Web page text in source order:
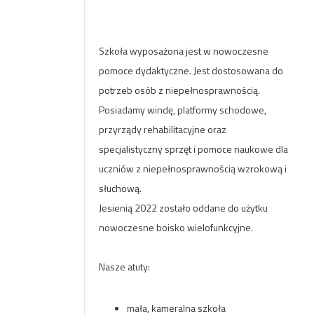
Szkoła wyposażona jest w nowoczesne
pomoce dydaktyczne. Jest dostosowana do
potrzeb osób z niepełnosprawnością.
Posiadamy windę, platformy schodowe,
przyrządy rehabilitacyjne oraz
specjalistyczny sprzęt i pomoce naukowe dla
uczniów z niepełnosprawnością wzrokową i
słuchową.
Jesienią 2022 zostało oddane do użytku
nowoczesne boisko wielofunkcyjne.
Nasze atuty:
mała, kameralna szkoła